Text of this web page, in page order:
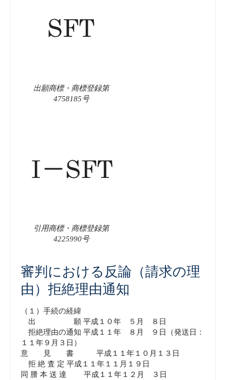
出願商標・商標登録第
4758185号
引用商標・商標登録第
4225990号
審判における反論（請求の理
由）拒絶理由通知
（１）手続の経緯
出 願 平成１０年 ５月 ８日
拒絶理由の通知 平成１１年 ８月 ９日（発送日：
１１年９月３日）
意 見 書 平成１１年１０月１３日
拒 絶 査 定 平成１１年１１月１９日
同 謄 本 送 達 平成１１年１２月 ３日